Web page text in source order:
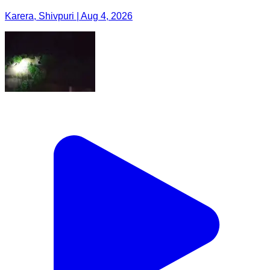
Karera, Shivpuri | Aug 4, 2026